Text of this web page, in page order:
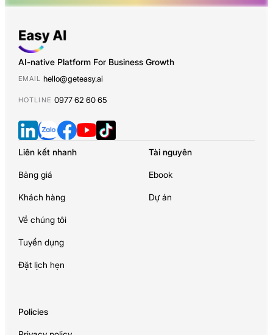
AI-native Platform For Business Growth
EMAIL hello@geteasy.ai
HOTLINE 0977 62 60 65
Liên kết nhanh
Bảng giá
Khách hàng
Về chúng tôi
Tuyển dụng
Đặt lịch hẹn
Tài nguyên
Ebook
Dự án
Policies